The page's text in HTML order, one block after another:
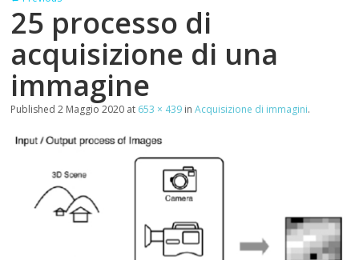
25 processo di
acquisizione di una
immagine
Published2 Maggio 2020 at 653 × 439 inAcquisizione di immagini.